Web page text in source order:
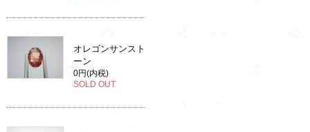
オレゴンサンスト
ーン
0円(内税)
SOLD OUT